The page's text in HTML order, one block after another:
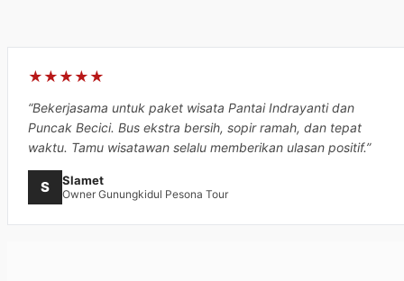
★★★★★
“Bekerjasama untuk paket wisata Pantai Indrayanti dan
Puncak Becici. Bus ekstra bersih, sopir ramah, dan tepat
waktu. Tamu wisatawan selalu memberikan ulasan positif.”
S Slamet
Owner Gunungkidul Pesona Tour